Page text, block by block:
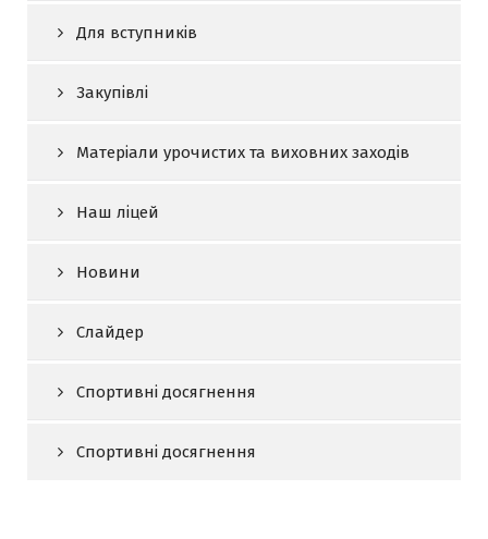
Для вступників
Закупівлі
Матеріали урочистих та виховних заходів
Наш ліцей
Новини
Слайдер
Спортивні досягнення
Спортивні досягнення